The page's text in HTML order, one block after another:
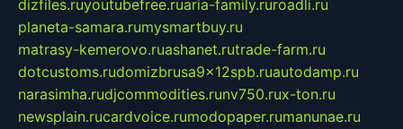
dizfiles.ruyoutubefree.ruaria-family.ruroadli.ru
planeta-samara.rumysmartbuy.ru
matrasy-kemerovo.ruashanet.rutrade-farm.ru
dotcustoms.rudomizbrusa9x12spb.ruautodamp.ru
narasimha.rudjcommodities.runv750.rux-ton.ru
newsplain.rucardvoice.rumodopaper.rumanunae.ru